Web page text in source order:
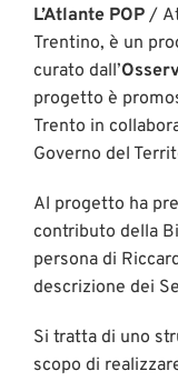
L’Atlante POP /
Trentino, è un
curato dall’
progetto è
Trento in
Governo del
Al progetto ha
contributo della
persona di
descrizione dei
Si tratta di uno
scopo di